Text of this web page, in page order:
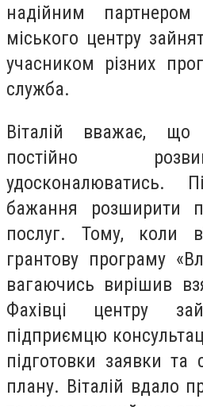
надійним партнером
міського центру
учасником різних
служба.
Віталій вважає, що
постійно
удосконалюватись.
бажання розширити
послуг. Тому, коли
грантову програму
вагаючись вирішив
Фахівці центру
підприємцю
підготовки заявки та
плану. Віталій вдало